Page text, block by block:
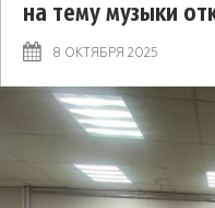
на тему музыки
8 ОКТЯБРЯ 2025